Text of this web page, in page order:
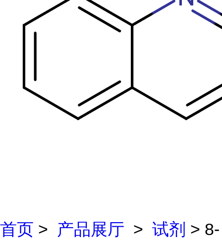
首页 > 产品展厅 > 试剂 > 8-